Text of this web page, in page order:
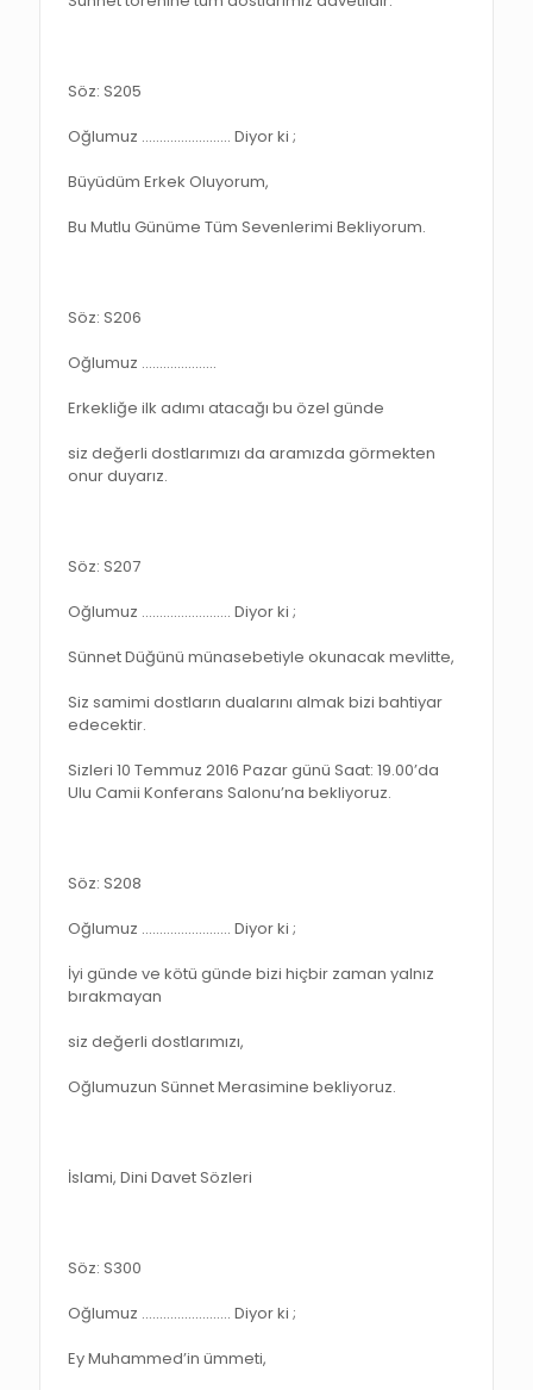
Söz: S205
Oğlumuz ……………………. Diyor ki ;
Büyüdüm Erkek Oluyorum,
Bu Mutlu Günüme Tüm Sevenlerimi Bekliyorum.
Söz: S206
Oğlumuz …………………
Erkekliğe ilk adımı atacağı bu özel günde
siz değerli dostlarımızı da aramızda görmekten
onur duyarız.
Söz: S207
Oğlumuz ……………………. Diyor ki ;
Sünnet Düğünü münasebetiyle okunacak mevlitte,
Siz samimi dostların dualarını almak bizi bahtiyar
edecektir.
Sizleri 10 Temmuz 2016 Pazar günü Saat: 19.00’da
Ulu Camii Konferans Salonu’na bekliyoruz.
Söz: S208
Oğlumuz ……………………. Diyor ki ;
İyi günde ve kötü günde bizi hiçbir zaman yalnız
bırakmayan
siz değerli dostlarımızı,
Oğlumuzun Sünnet Merasimine bekliyoruz.
İslami, Dini Davet Sözleri
Söz: S300
Oğlumuz ……………………. Diyor ki ;
Ey Muhammed’in ümmeti,